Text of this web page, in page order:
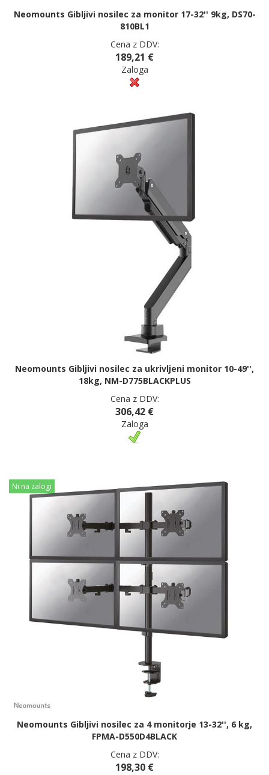
Neomounts Gibljivi nosilec za monitor 17-32'' 9kg, DS70-
810BL1
Cena z DDV:
189,21 €
Zaloga
Neomounts Gibljivi nosilec za ukrivljeni monitor 10-49'',
18kg, NM-D775BLACKPLUS
Cena z DDV:
306,42 €
Zaloga
Ni na zalogi
Neomounts Gibljivi nosilec za 4 monitorje 13-32'', 6 kg,
FPMA-D550D4BLACK
Cena z DDV:
198,30 €